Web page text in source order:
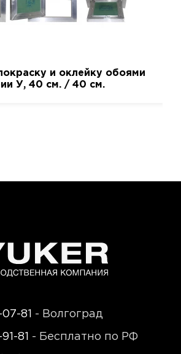
и оклейку обоями
У, 40 см. / 40 см.
81 - Волгоград
81 - Бесплатно по РФ